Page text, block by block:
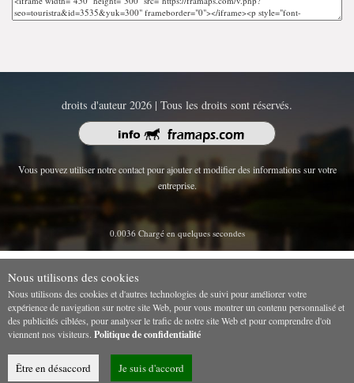
droits d'auteur 2026 | Tous les droits sont réservés.
Vous pouvez utiliser notre contact pour ajouter et modifier des informations sur votre
entreprise.
0.0036 Chargé en quelques secondes
Nous utilisons des cookies
Nous utilisons des cookies et d'autres technologies de suivi pour améliorer votre
expérience de navigation sur notre site Web, pour vous montrer un contenu personnalisé et
des publicités ciblées, pour analyser le trafic de notre site Web et pour comprendre d'où
viennent nos visiteurs. Politique de confidentialité
Être en désaccord Je suis d'accord